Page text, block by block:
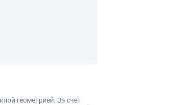
геометрией. За счет